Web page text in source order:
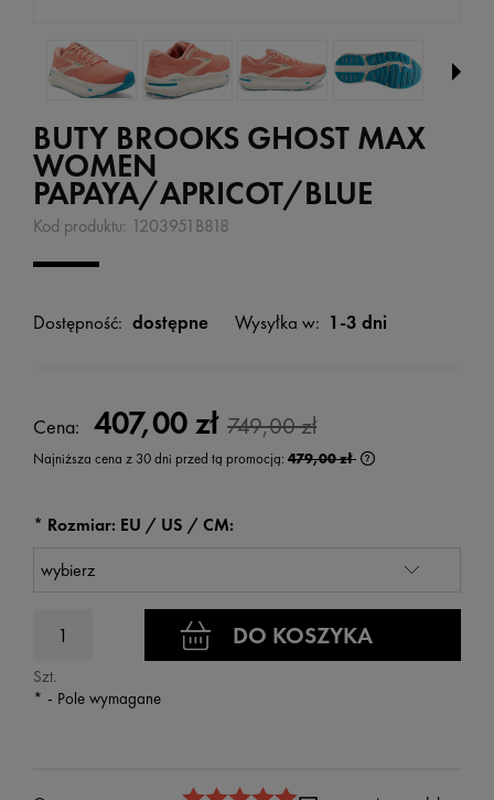
BUTY BROOKS GHOST MAX
WOMEN
PAPAYA/APRICOT/BLUE
Kod produktu: 1203951B818
Dostępność: dostępne Wysyłka w: 1-3 dni
Cena: 407,00 zł 749,00 zł
Najniższa cena z 30 dni przed tą promocją: 479,00 zł
* Rozmiar: EU / US / CM:
Szt.
DO KOSZYKA
* - Pole wymagane